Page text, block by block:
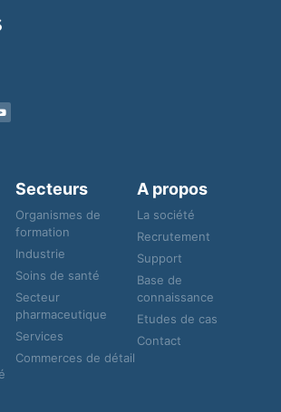
Secteurs
Organismes de
formation
Industrie
Soins de santé
Secteur
pharmaceutique
Services
Commerces de détail
A propos
La société
Recrutement
Support
Base de
connaissance
Etudes de cas
Contact